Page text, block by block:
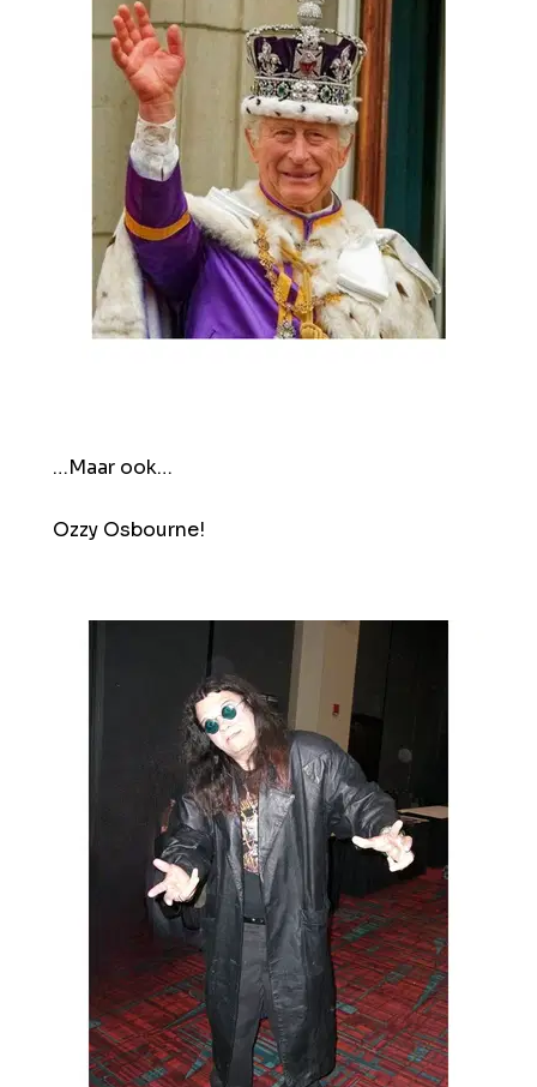
…Maar ook…
Ozzy Osbourne!